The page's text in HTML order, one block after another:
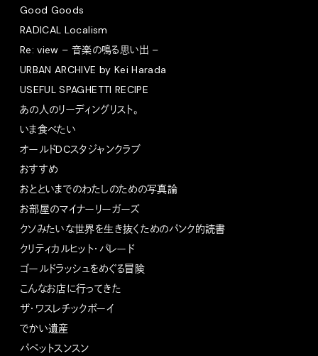
Good Goods
RADICAL Localism
Re: view – 音楽の鳴る思い出 –
URBAN ARCHIVE by Kei Harada
USEFUL SPAGHETTI RECIPE
あの人のリーディングリスト。
いま食べたい
オールドDCスタジャンクラブ
おすすめ
おとといまでのわたしのための写真論
お部屋のマイナーリーガーズ
クソみたいな世界を生き抜くためのパンク的読書
クリティカルヒット・パレード
ゴールドラッシュをめぐる冒険
こんなお店に行ってきた
ザ・ワスレチックボーイ
でかい遺産
パペットスンスン